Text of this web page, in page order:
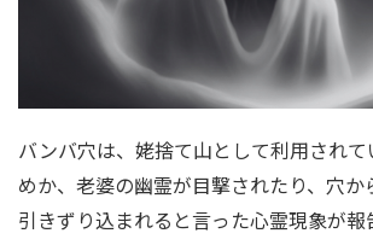
バンバ穴は、姥捨て山として利用され
めか、老婆の幽霊が目撃されたり、穴か
引きずり込まれると言った心霊現象が報